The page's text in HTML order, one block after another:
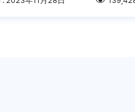
う論文初心 […]